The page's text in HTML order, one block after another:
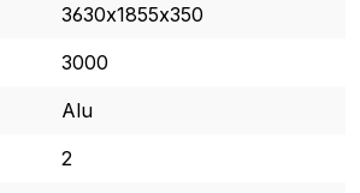
3630x1855x350
3000
Alu
2